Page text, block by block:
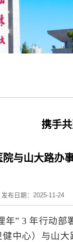
携手
与山大路办
发布日期：2025-11-24
年” 3 年行动
中心）与山